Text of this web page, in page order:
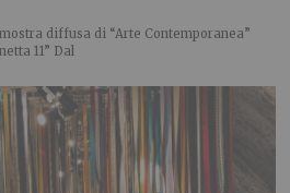
diffusa di “Arte Contemporanea”
11” Dal